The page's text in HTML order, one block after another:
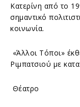
Κατερίνη από το
σημαντικό
κοινωνία.
«Άλλοι Τόποι»
Ριμπατσιού με
Θέατρο